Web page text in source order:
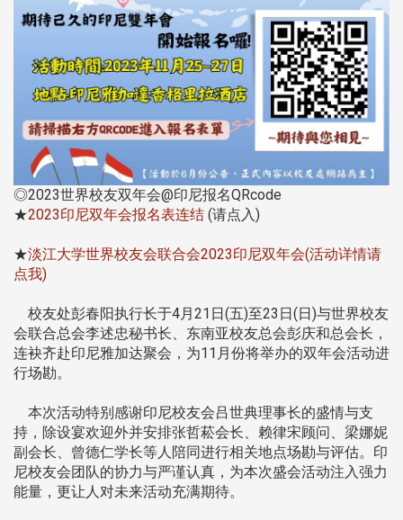
◎2023世界校友双年会@印尼报名QRcode
★2023印尼双年会报名表连结 (请点入)
★淡江大学世界校友会联合会2023印尼双年会(活动详情请
点我)
校友处彭春阳执行长于4月21日(五)至23日(日)与世界校友
会联合总会李述忠秘书长、东南亚校友总会彭庆和总会长，
连袂齐赴印尼雅加达聚会，为11月份将举办的双年会活动进
行场勘。
本次活动特别感谢印尼校友会吕世典理事长的盛情与支
持，除设宴欢迎外并安排张哲菘会长、赖律宋顾问、梁娜妮
副会长、曾德仁学长等人陪同进行相关地点场勘与评估。印
尼校友会团队的协力与严谨认真，为本次盛会活动注入强力
能量，更让人对未来活动充满期待。